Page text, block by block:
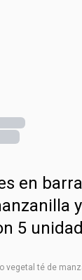
en
y
5
vegetal té de